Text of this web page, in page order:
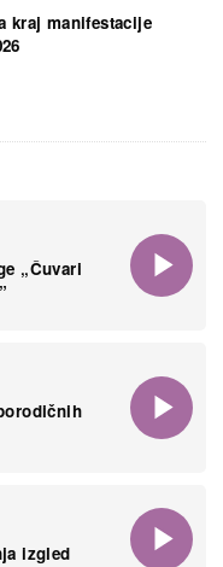
kraj manifestacije
„Čuvari
izgled